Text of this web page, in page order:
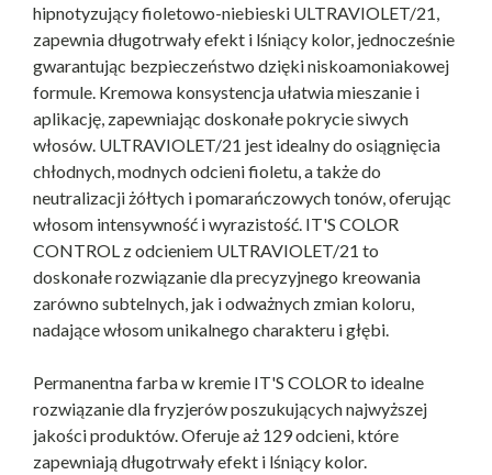
hipnotyzujący fioletowo-niebieski ULTRAVIOLET/21,
zapewnia długotrwały efekt i lśniący kolor, jednocześnie
gwarantując bezpieczeństwo dzięki niskoamoniakowej
formule. Kremowa konsystencja ułatwia mieszanie i
aplikację, zapewniając doskonałe pokrycie siwych
włosów. ULTRAVIOLET/21 jest idealny do osiągnięcia
chłodnych, modnych odcieni fioletu, a także do
neutralizacji żółtych i pomarańczowych tonów, oferując
włosom intensywność i wyrazistość. IT'S COLOR
CONTROL z odcieniem ULTRAVIOLET/21 to
doskonałe rozwiązanie dla precyzyjnego kreowania
zarówno subtelnych, jak i odważnych zmian koloru,
nadające włosom unikalnego charakteru i głębi.
Permanentna farba w kremie IT'S COLOR to idealne
rozwiązanie dla fryzjerów poszukujących najwyższej
jakości produktów. Oferuje aż 129 odcieni, które
zapewniają długotrwały efekt i lśniący kolor.